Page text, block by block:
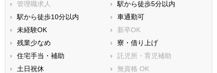
管理職求人
駅から徒歩5分以内
駅から徒歩10分以内
車通勤可
未経験OK
新卒OK
残業少なめ
寮・借り上げ
住宅手当・補助
託児所・育児補助
土日祝休
無資格 OK